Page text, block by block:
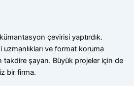
çevirisi yaptırdık.
ve format koruma
takdire şayan. Büyük projeler için de
bir firma.